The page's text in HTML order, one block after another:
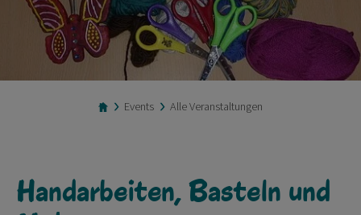
Events Alle Veranstaltungen
Handarbeiten, Basteln und